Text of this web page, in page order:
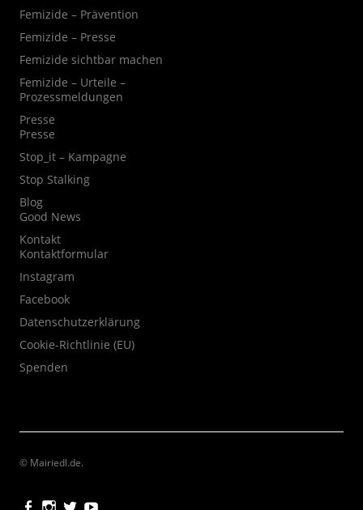
Femizide – Prävention
Femizide – Presse
Femizide sichtbar machen
Femizide – Urteile –
Prozessmeldungen
Presse
Presse
Stop_it – Kampagne
Stop Stalking
Blog
Good News
Kontakt
Kontaktformular
Instagram
Facebook
Datenschutzerklärung
Cookie-Richtlinie (EU)
Spenden
© Mairiedl.de